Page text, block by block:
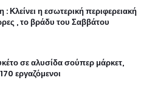
Κλείνει η εσωτερική περιφερειακή
, το βράδυ του Σαββάτου
σε αλυσίδα σούπερ μάρκετ,
εργαζόμενοι